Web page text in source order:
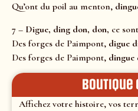
Qu’ont du poil au menton,
7 – Digue, ding don, don, ce
Des forges de Paimpont, digue
Des forges de Paimpont, dingue
Boutique
Affichez votre histoire, vos